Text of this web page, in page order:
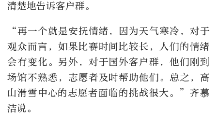
清楚地告诉客户群。
“再一个就是安抚情绪，因为天气寒冷，对于
观众而言，如果比赛时间比较长，人们的情绪
会有变化。另外，对于国外客户群，他们刚到
场馆不熟悉，志愿者及时帮助他们。总之，高
山滑雪中心的志愿者面临的挑战很大。”齐慕
洁说。